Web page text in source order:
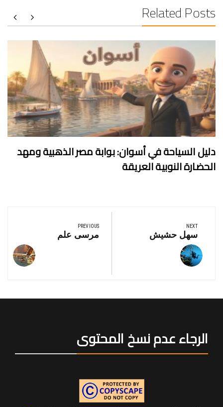
Related Posts
دليل السياحة في أسوان: بوابة مصر الذهبية ومهد
الحضارة النوبية العريقة
المقالات
PREVIOUS
Previous
مرسى علم
NEXT
Next
Post:
سهل حشيش
الرجاء عدم نسخ المحتوى